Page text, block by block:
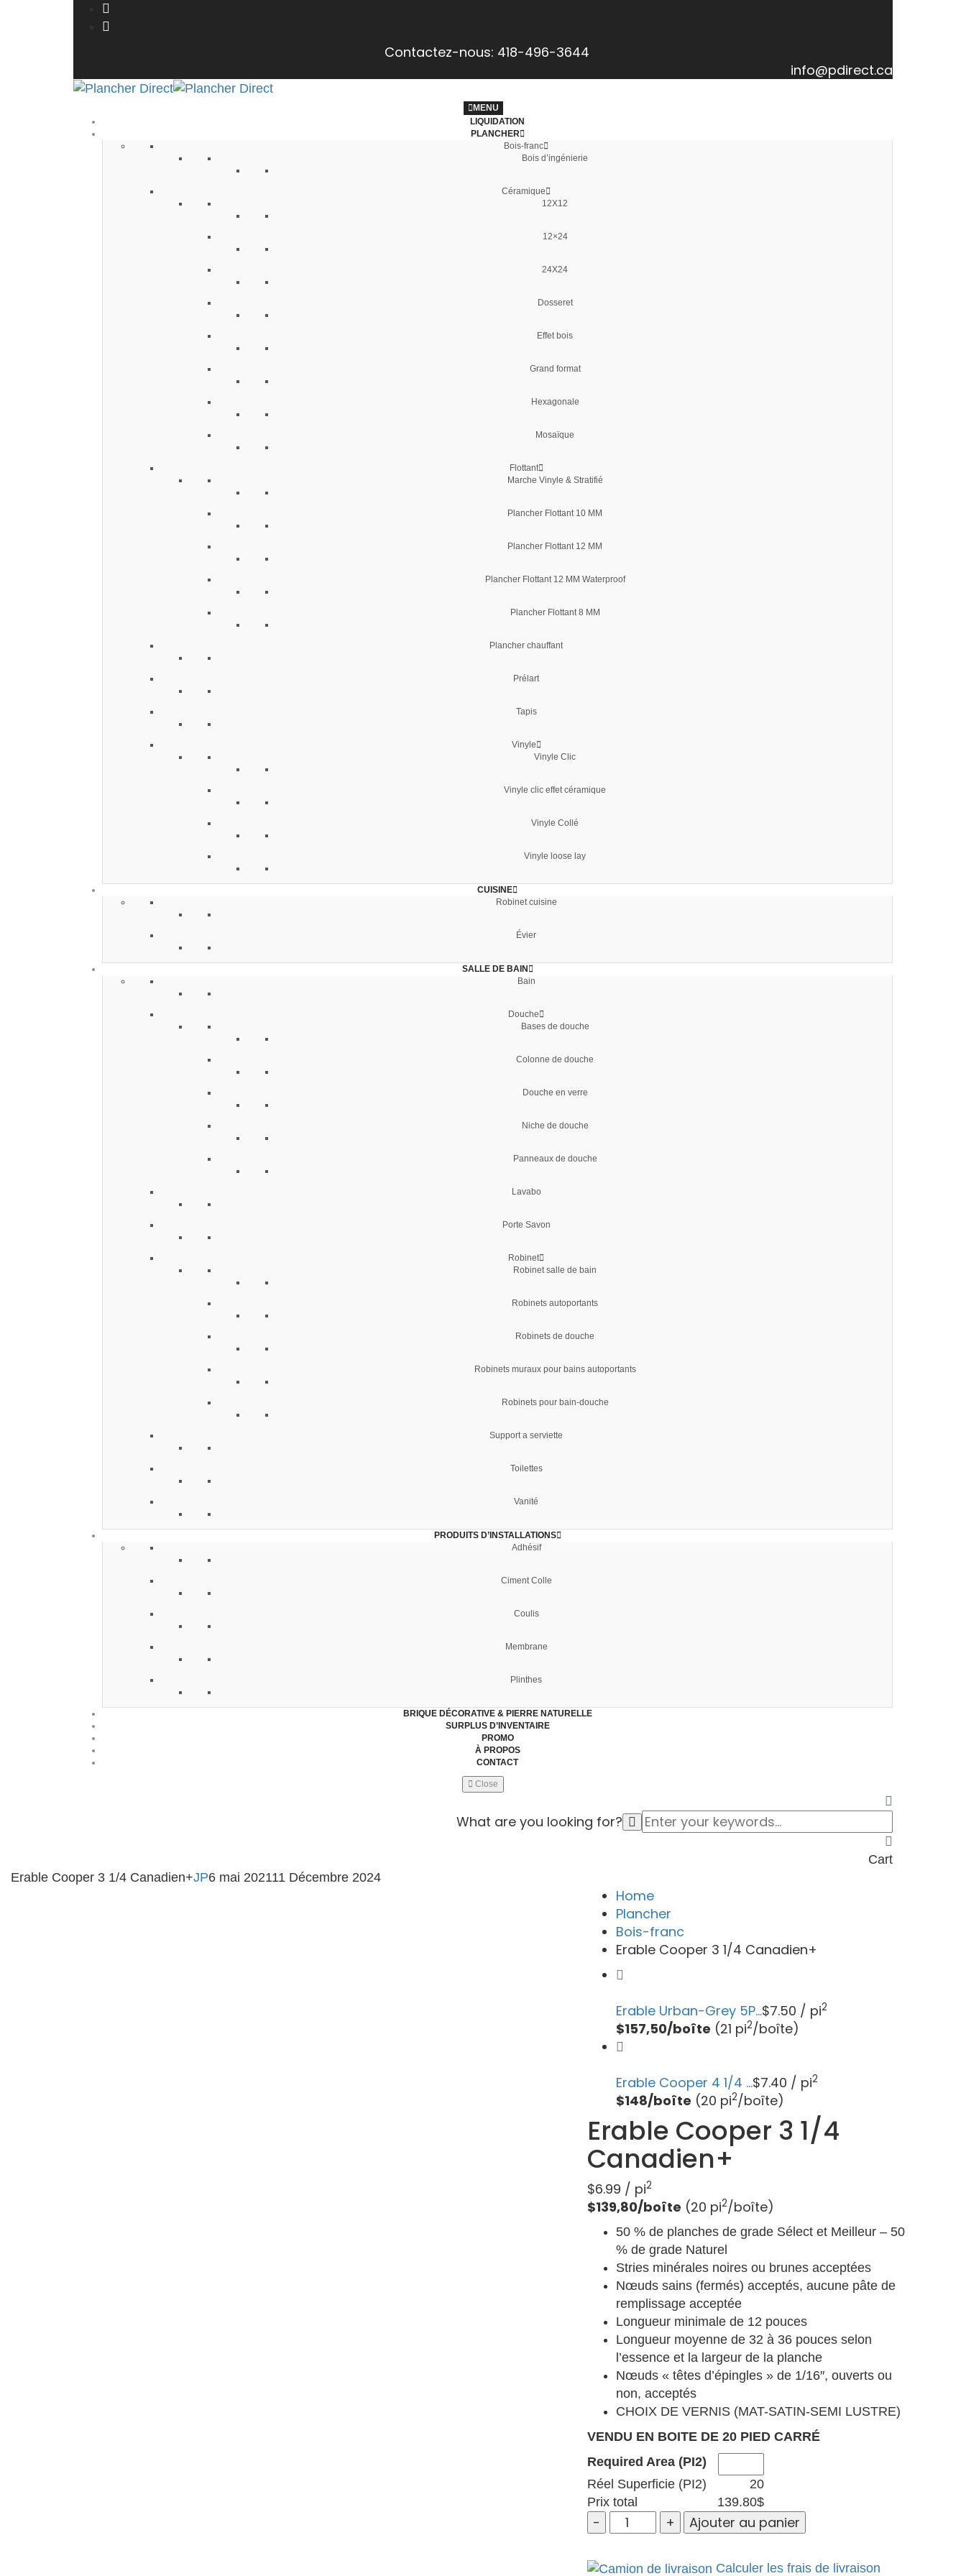
Contactez-nous: 418-496-3644
info@pdirect.ca
MENU
LIQUIDATION
PLANCHER
Bois-franc
Bois d’ingénierie
Céramique
12X12
12×24
24X24
Dosseret
Effet bois
Grand format
Hexagonale
Mosaïque
Flottant
Marche Vinyle & Stratifié
Plancher Flottant 10 MM
Plancher Flottant 12 MM
Plancher Flottant 12 MM Waterproof
Plancher Flottant 8 MM
Plancher chauffant
Prélart
Tapis
Vinyle
Vinyle Clic
Vinyle clic effet céramique
Vinyle Collé
Vinyle loose lay
CUISINE
Robinet cuisine
Évier
SALLE DE BAIN
Bain
Douche
Bases de douche
Colonne de douche
Douche en verre
Niche de douche
Panneaux de douche
Lavabo
Porte Savon
Robinet
Robinet salle de bain
Robinets autoportants
Robinets de douche
Robinets muraux pour bains autoportants
Robinets pour bain-douche
Support a serviette
Toilettes
Vanité
PRODUITS D’INSTALLATIONS
Adhésif
Ciment Colle
Coulis
Membrane
Plinthes
BRIQUE DÉCORATIVE & PIERRE NATURELLE
SURPLUS D’INVENTAIRE
PROMO
À PROPOS
CONTACT
Close
What are you looking for?
Cart
Erable Cooper 3 1/4 Canadien+JP6 mai 202111 Décembre 2024
Home
Plancher
Bois-franc
Erable Cooper 3 1/4 Canadien+
Erable Urban-Grey 5P...$7.50 / pi2
$157,50/boîte (21 pi2/boîte)
Erable Cooper 4 1/4 ...$7.40 / pi2
$148/boîte (20 pi2/boîte)
Erable Cooper 3 1/4
Canadien+
$6.99 / pi2
$139,80/boîte (20 pi2/boîte)
50 % de planches de grade Sélect et Meilleur – 50
% de grade Naturel
Stries minérales noires ou brunes acceptées
Nœuds sains (fermés) acceptés, aucune pâte de
remplissage acceptée
Longueur minimale de 12 pouces
Longueur moyenne de 32 à 36 pouces selon
l’essence et la largeur de la planche
Nœuds « têtes d’épingles » de 1/16″, ouverts ou
non, acceptés
CHOIX DE VERNIS (MAT-SATIN-SEMI LUSTRE)
VENDU EN BOITE DE 20 PIED CARRÉ
Required Area (PI2)
Réel Superficie (PI2)
20
Prix total
$
139.80
Erable
Cooper
Ajouter au panier
Calculer les frais de livraison